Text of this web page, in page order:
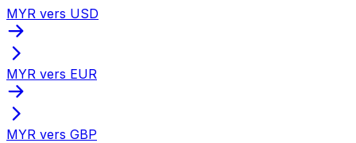
MYR vers USD
MYR vers EUR
MYR vers GBP